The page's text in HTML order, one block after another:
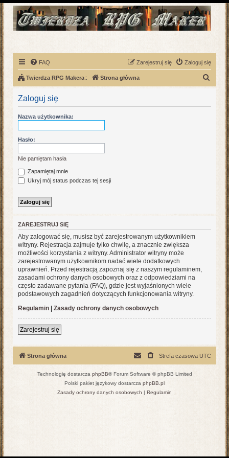
FAQ Zaloguj się
Zarejestruj się
Twierdza RPG Makera:: Strona główna
Zaloguj się
Nazwa użytkownika:
Hasło:
Nie pamiętam hasła
Zapamiętaj mnie
Ukryj mój status podczas tej sesji
ZAREJESTRUJ SIĘ
Aby zalogować się, musisz być zarejestrowanym użytkownikiem
witryny. Rejestracja zajmuje tylko chwilę, a znacznie zwiększa
możliwości korzystania z witryny. Administrator witryny może
zarejestrowanym użytkownikom nadać wiele dodatkowych
uprawnień. Przed rejestracją zapoznaj się z naszym regulaminem,
zasadami ochrony danych osobowych oraz z odpowiedziami na
często zadawane pytania (FAQ), gdzie jest wyjaśnionych wiele
podstawowych zagadnień dotyczących funkcjonowania witryny.
Regulamin | Zasady ochrony danych osobowych
Zarejestruj się
Strona główna Strefa czasowa UTC
Technologię dostarcza phpBB® Forum Software © phpBB Limited
Polski pakiet językowy dostarcza phpBB.pl
Zasady ochrony danych osobowych | Regulamin